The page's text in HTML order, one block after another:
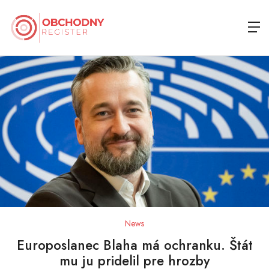
News
Europoslanec Blaha má ochranku. Štát
mu ju pridelil pre hrozby